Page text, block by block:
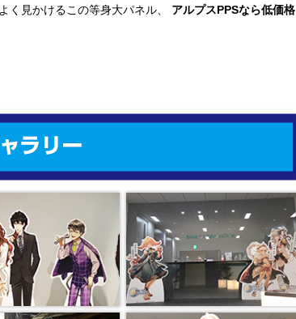
く見かけるこの等身大パネル、 アルプスPPSなら低価格